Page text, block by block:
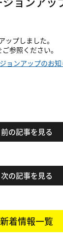
ップしました。
参照ください。
ョンアップのお知
前の記事を見る
次の記事を見る
新着情報一覧